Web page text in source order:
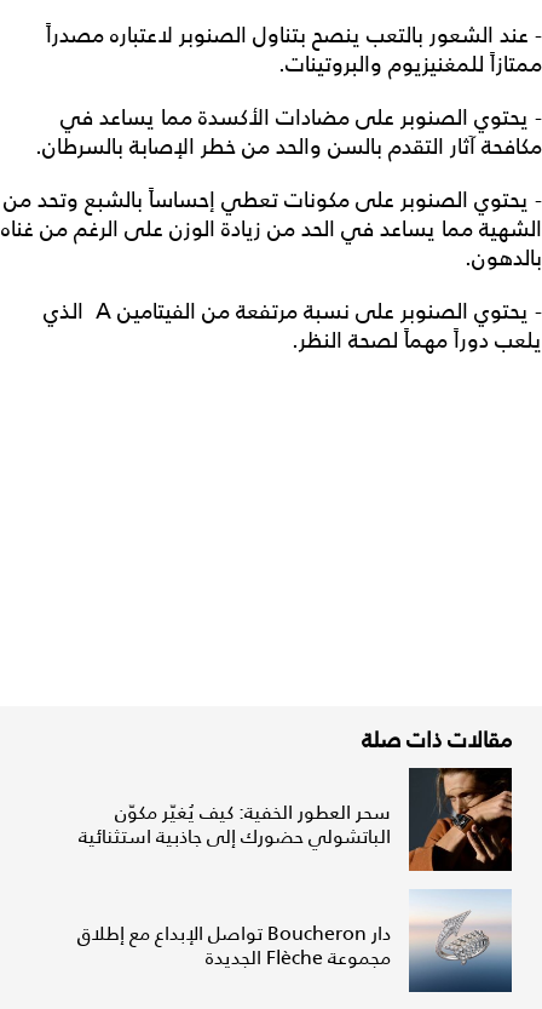
- عند الشعور بالتعب ينصح بتناول الصنوبر لاعتباره مصدراً
ممتازاً للمغنيزيوم والبروتينات.
- يحتوي الصنوبر على مضادات الأكسدة مما يساعد في
مكافحة آثار التقدم بالسن والحد من خطر الإصابة بالسرطان.
- يحتوي الصنوبر على مكونات تعطي إحساساً بالشبع وتحد من
الشهية مما يساعد في الحد من زيادة الوزن على الرغم من غناه
بالدهون.
- يحتوي الصنوبر على نسبة مرتفعة من الفيتامين A الذي
يلعب دوراً مهماً لصحة النظر.
مقالات ذات صلة
سحر العطور الخفية: كيف يُغيّر مكوّن
الباتشولي حضورك إلى جاذبية استثنائية
دار Boucheron تواصل الإبداع مع إطلاق
مجموعة Flèche الجديدة